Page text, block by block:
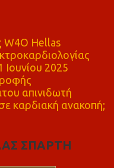
W4O Hellas
2025
απινιδωτή
καρδιακή ανακοπή;
ΣΠΑΡΤΗ